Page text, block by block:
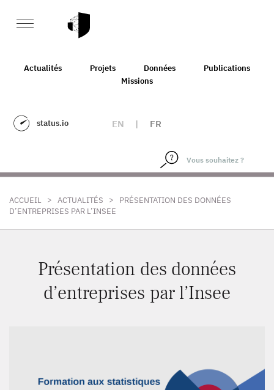
Actualités Projets Données
Publications
Missions
status.io EN | FR
ACCUEIL > ACTUALITÉS >
PRÉSENTATION DES DONNÉES
D’ENTREPRISES PAR L’INSEE
Présentation des données
d’entreprises par l’Insee